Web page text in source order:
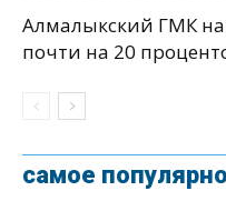
Алмалыкский ГМК
почти на 20
самое